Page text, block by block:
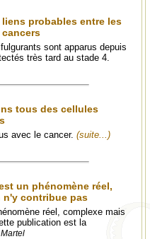
liens probables entre les
sont apparus depuis
très tard au stade 4.
tous des cellules
avec le cancer. (suite...)
un phénomène réel,
n'y contribue pas
réel, complexe mais
publication est la